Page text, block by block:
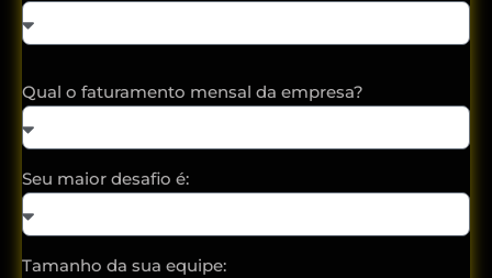
Qual o faturamento mensal da empresa?
Seu maior desafio é:
Tamanho da sua equipe: